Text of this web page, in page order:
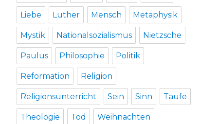
Liebe Luther Mensch Metaphysik
Mystik Nationalsozialismus Nietzsche
Paulus Philosophie Politik
Reformation Religion
Religionsunterricht Sein Sinn Taufe
Theologie Tod Weihnachten